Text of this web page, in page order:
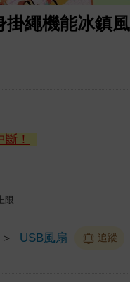
繩機能冰鎮
！
限
＞ USB風扇 追蹤